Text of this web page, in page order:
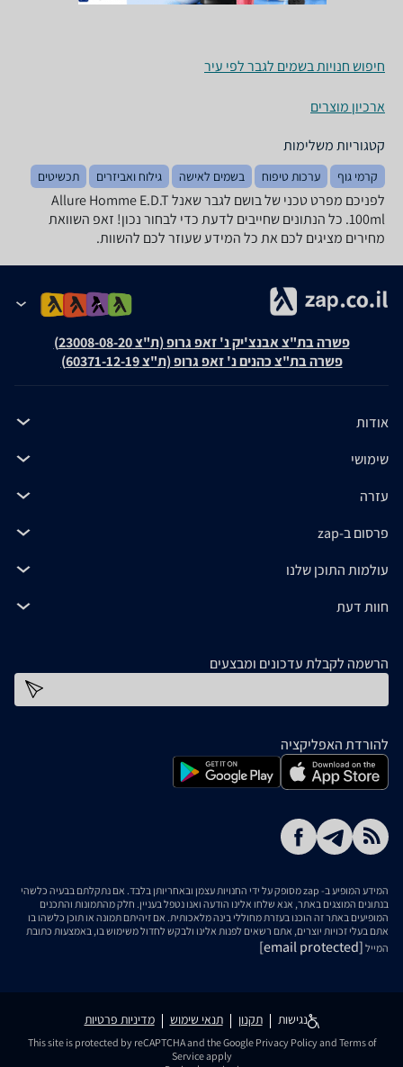
חיפוש חנויות בשמים לגבר לפי עיר
ארכיון מוצרים
קטגוריות משלימות
קרמי גוף ערכות טיפוח בשמים לאישה גילוח ואביזרים תכשיטים
לפניכם מפרט טכני של בושם לגבר שאנל Allure Homme E.D.T
100ml. כל הנתונים שחייבים לדעת כדי לבחור נכון! זאפ השוואת
מחירים מציגים לכם את כל המידע שעוזר לכם להשוות.
פשרה בת"צ אבנצ'יק נ' זאפ גרופ (ת"צ 23008-08-20)
פשרה בת"צ כהנים נ' זאפ גרופ (ת"צ 60371-12-19)
אודות
שימושי
עזרה
פרסום ב-zap
עולמות התוכן שלנו
חוות דעת
הרשמה לקבלת עדכונים ומבצעים
להורדת האפליקציה
המידע המופיע ב- zap מסופק על ידי החנויות עצמן ובאחריותן בלבד. אם נתקלתם בבעיה כלשהי
בנתונים המוצגים באתר, אנא שלחו אלינו הודעה ואנו נטפל בעניין. חלק מהתמונות והתכנים
המופיעים באתר זה הוכנו בעזרת מחוללי בינה מלאכותית. אם זיהיתם תמונה או תוכן כלשהו בו
אתם בעלי זכויות יוצרים, אתם רשאים לפנות אלינו ולבקש לחדול משימוש בו, באמצעות כתובת
המייל [email protected]
נגישות תקנון תנאי שימוש מדיניות פרטיות
This site is protected by reCAPTCHA and the Google Privacy Policyand Terms of
Serviceapply